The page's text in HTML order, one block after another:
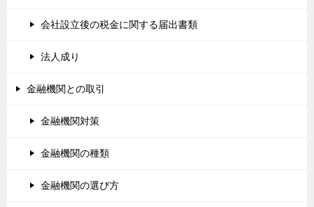
会社設立後の税金に関する届出書類
法人成り
金融機関との取引
金融機関対策
金融機関の種類
金融機関の選び方